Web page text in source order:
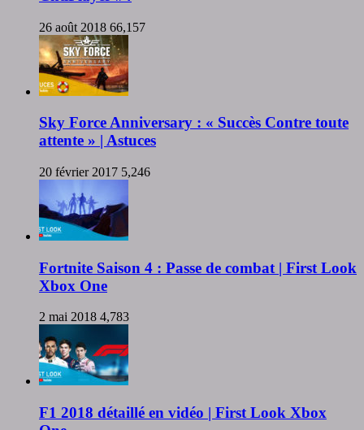
26 août 2018 66,157
Sky Force Anniversary : « Succès Contre toute
attente » | Astuces
20 février 2017 5,246
Fortnite Saison 4 : Passe de combat | First Look
Xbox One
2 mai 2018 4,783
F1 2018 détaillé en vidéo | First Look Xbox